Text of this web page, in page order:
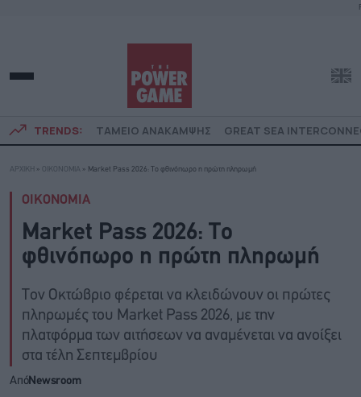
TRENDS: ΤΑΜΕΙΟ ΑΝΑΚΑΜΨΗΣ GREAT SEA
ΑΡΧΙΚΗ » ΟΙΚΟΝΟΜΙΑ » Market Pass 2026: Το φθινόπωρο η πρώτη πληρωμή
ΟΙΚΟΝΟΜΙΑ
Market Pass 2026: Το
φθινόπωρο η πρώτη πληρωμή
Τον Οκτώβριο φέρεται να κλειδώνουν οι πρώτες
πληρωμές του Market Pass 2026, με την
πλατφόρμα των αιτήσεων να αναμένεται να ανοίξει
στα τέλη Σεπτεμβρίου
ΑπόNewsroom